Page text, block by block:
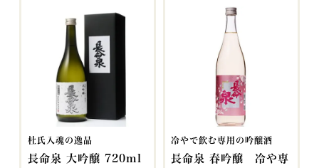
杜氏入魂の逸品
長命泉 大吟醸 720ml
冷やで飲む専用の吟醸酒
長命泉 春吟醸 冷や専